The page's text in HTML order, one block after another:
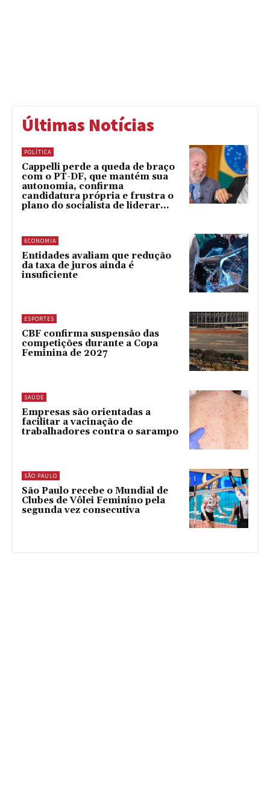
Últimas Notícias
POLÍTICA
Cappelli perde a queda de braço
com o PT-DF, que mantém sua
autonomia, confirma
candidatura própria e frustra o
plano do socialista de liderar...
ECONOMIA
Entidades avaliam que redução
da taxa de juros ainda é
insuficiente
ESPORTES
CBF confirma suspensão das
competições durante a Copa
Feminina de 2027
SAÚDE
Empresas são orientadas a
facilitar a vacinação de
trabalhadores contra o sarampo
SÃO PAULO
São Paulo recebe o Mundial de
Clubes de Vôlei Feminino pela
segunda vez consecutiva